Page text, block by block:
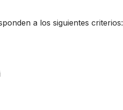
a los siguientes criterios: